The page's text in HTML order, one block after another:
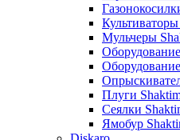
Мульчеры
Плуги
Сеялки
Ямобур